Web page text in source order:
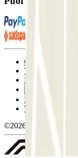
Condizioni
Termini di
Politica sui
Politica sulla
Whistleblowing
©2026 Parclick. Tutti i